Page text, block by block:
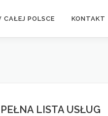
POLSCE KONTAKT
PEŁNA LISTA USŁUG